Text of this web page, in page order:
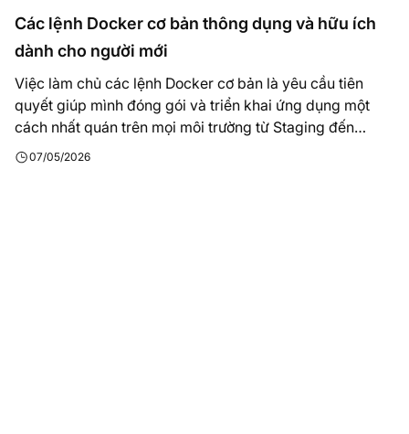
Các lệnh Docker cơ bản thông dụng và hữu ích
dành cho người mới
Việc làm chủ các lệnh Docker cơ bản là yêu cầu tiên
quyết giúp mình đóng gói và triển khai ứng dụng một
cách nhất quán trên mọi môi trường từ Staging đến
production. Thay vì liệt kê danh sách lệnh khô khan, bài
07/05/2026